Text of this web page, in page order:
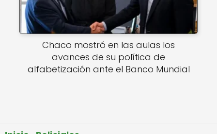
Chaco mostró en las aulas los
avances de su política de
alfabetización ante el Banco Mundial